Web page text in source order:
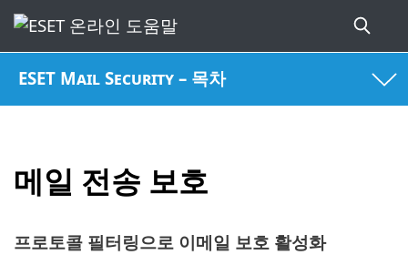
ESET Mail Security – 목차
메일 전송 보호
프로토콜 필터링으로 이메일 보호 활성화